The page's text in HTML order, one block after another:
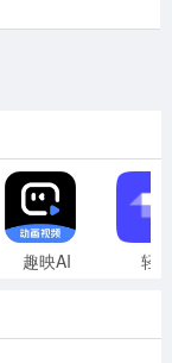
趣映AI 轻